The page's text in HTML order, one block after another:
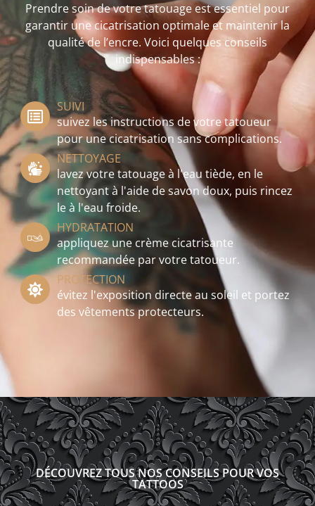
Prendre soin de votre tatouage est essentiel pour
garantir une cicatrisation optimale et maintenir la
qualité de l’encre. Voici quelques conseils
indispensables :
SUIVI
suivez les instructions de votre tatoueur
pour une cicatrisation sans complications.
NETTOYAGE
lavez votre tatouage à l'eau tiède, en le
nettoyant à l'aide de savon doux, puis rincez
le à l'eau froide.
HYDRATATION
appliquez une crème cicatrisante
recommandée par votre tatoueur.
PROTECTION
évitez l'exposition directe au soleil et portez
des vêtements protecteurs.
DÉCOUVREZ TOUS NOS CONSEILS POUR VOS
TATTOOS